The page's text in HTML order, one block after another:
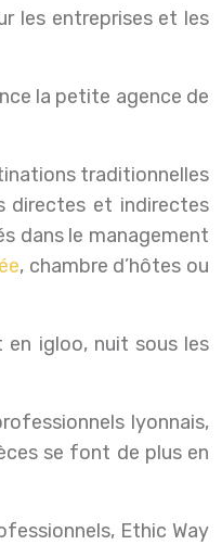
la petite agence de
traditionnelles
directes et indirectes
dans le management
, chambre d’hôtes ou
en igloo, nuit sous les
lyonnais,
se font de plus en
Ethic Way